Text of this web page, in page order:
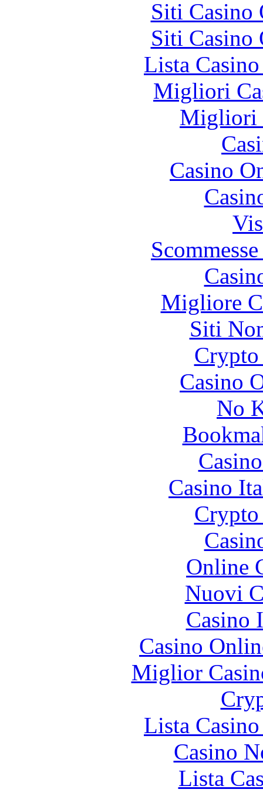
Siti Casino
Siti Casino
Lista
Migliori
Migliori
Casino
Migliore
Siti
Casino
No
Casino
Online
Nuovi
Casino
Casino
Miglior
Lista
Casino
Lista